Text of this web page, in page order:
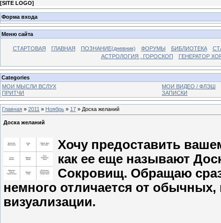
[SITE LOGO]
Форма входа
Меню сайта
СТАРТОВАЯ ГЛАВНАЯ ПОЗНАНИЕ(дневник) ФОРУМЫ БИБЛИОТЕКА
АСТРОЛОГИЯ , ГОРОСКОП
ГЕНЕРАТОР
Categories
МОИ МЫСЛИ ВСЛУХ
МОИ ВИДЕО / ФЛЭШ
ПРИТЧИ
ЗАПИСКИ
Главная » 2011 » Ноябрь » 17 » Доска желаний
Доска желаний
Хочу предоставить
как ее еще называют
Сокровищ. Обращаю
немного отличается от
визуализации.